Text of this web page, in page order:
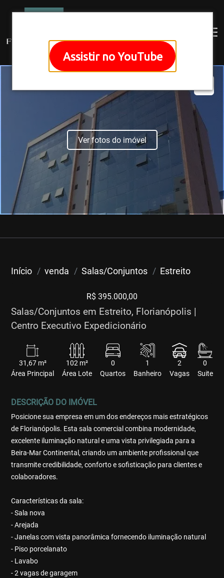
Assistir no YouTube
Ver fotos do imóvel
Início venda Salas/Conjuntos Estreito
R$ 395.000,00
Salas/Conjuntos em Estreito, Florianópolis |
Centro Executivo Expedicionário
31,67 m²
Área Principal
102 m²
Área Lote
0
Quartos
1
Banheiro
2
Vagas
0
Suite
DESCRIÇÃO DO IMÓVEL
Posicione sua empresa em um dos endereços mais estratégicos
de Florianópolis. Esta sala comercial combina modernidade,
excelente iluminação natural e uma vista privilegiada para a
Beira-Mar Continental, criando um ambiente profissional que
transmite credibilidade, conforto e sofisticação para clientes e
colaboradores.
Características da sala:
- Sala nova
- Arejada
- Janelas com vista panorâmica fornecendo iluminação natural
- Piso porcelanato
- Lavabo
- 2 vagas de garagem